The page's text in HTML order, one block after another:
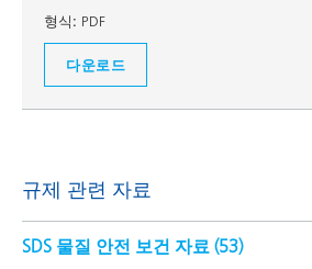
형식: PDF
다운로드
규제 관련 자료
SDS 물질 안전 보건 자료 (53)